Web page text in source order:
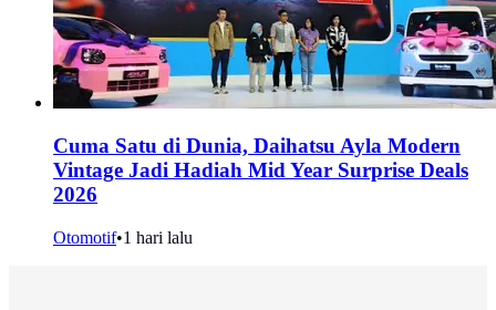
Cuma Satu di Dunia, Daihatsu Ayla Modern
Vintage Jadi Hadiah Mid Year Surprise Deals
2026
Otomotif•1 hari lalu